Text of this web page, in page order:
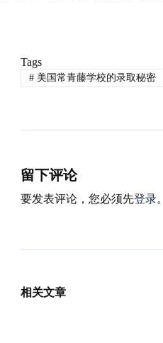
Tags
#美国常青藤学校的录取秘密
留下评论
要发表评论，您必须先登录。
相关文章